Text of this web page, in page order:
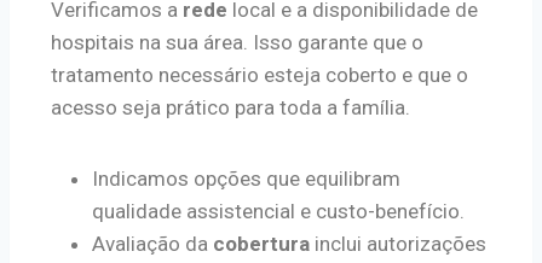
Verificamos a rede local e a disponibilidade de
hospitais na sua área. Isso garante que o
tratamento necessário esteja coberto e que o
acesso seja prático para toda a família.
Indicamos opções que equilibram
qualidade assistencial e custo-benefício.
Avaliação da cobertura inclui autorizações